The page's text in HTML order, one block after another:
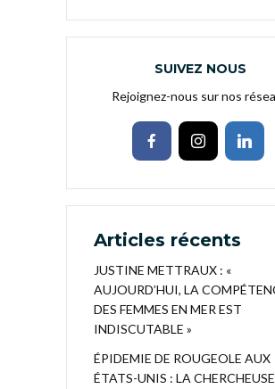
SUIVEZ NOUS
Rejoignez-nous sur nos
Articles récents
JUSTINE METTRAUX : «
AUJOURD’HUI, LA
DES FEMMES EN MER EST
INDISCUTABLE »
ÉPIDEMIE DE ROUGEOLE AUX
ÉTATS-UNIS : LA CHERCHEUSE